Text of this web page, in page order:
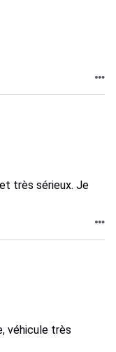
très sérieux. Je
véhicule très